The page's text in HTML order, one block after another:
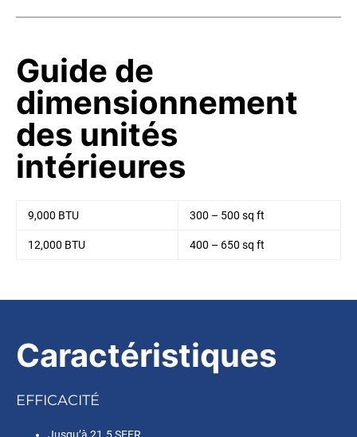
Guide de
dimensionnement
des unités
intérieures
9,000 BTU 300 – 500 sq ft
12,000 BTU 400 – 650 sq ft
Caractéristiques
EFFICACITÉ